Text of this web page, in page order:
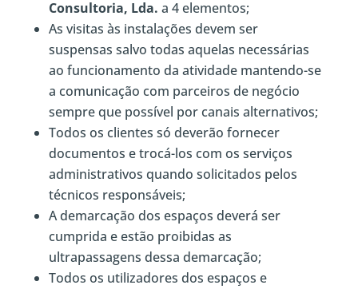
Consultoria, Lda. a 4 elementos;
As visitas às instalações devem ser
suspensas salvo todas aquelas necessárias
ao funcionamento da atividade mantendo-se
a comunicação com parceiros de negócio
sempre que possível por canais alternativos;
Todos os clientes só deverão fornecer
documentos e trocá-los com os serviços
administrativos quando solicitados pelos
técnicos responsáveis;
A demarcação dos espaços deverá ser
cumprida e estão proibidas as
ultrapassagens dessa demarcação;
Todos os utilizadores dos espaços e